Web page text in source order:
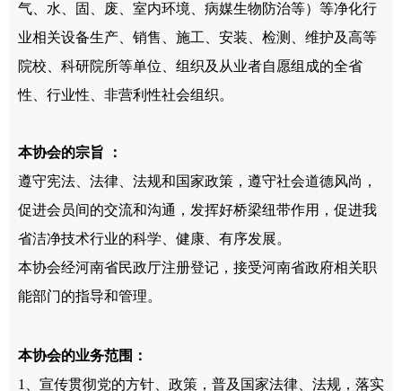
气、水、固、废、室内环境 、病媒生物防治等）等净化行
业相关设备生产、销售、施工、安装、检测、维护及高等
院校、科研院所等单位、组织及从业者自愿组成的全省
性、行业性、非营利性社会组织。
本协会的宗旨 ：
遵守宪法、法律、法规和国家政策，遵守社会道德风尚，
促进会员间的交流和沟通，发挥好桥梁纽带作用，促进我
省洁净技术行业的科学、健康、有序发展。
本协会经河南省民政厅注册登记，接受河南省政府相关职
能部门的指导和管理。
本协会的业务范围 ：
1、宣传贯彻党的方针、政策，普及国家法律、法规，落实